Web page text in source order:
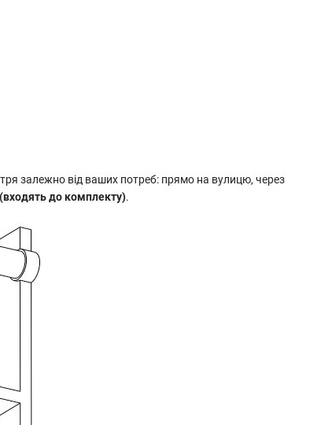
залежно від ваших потреб: прямо на вулицю, через
(входять до комплекту).